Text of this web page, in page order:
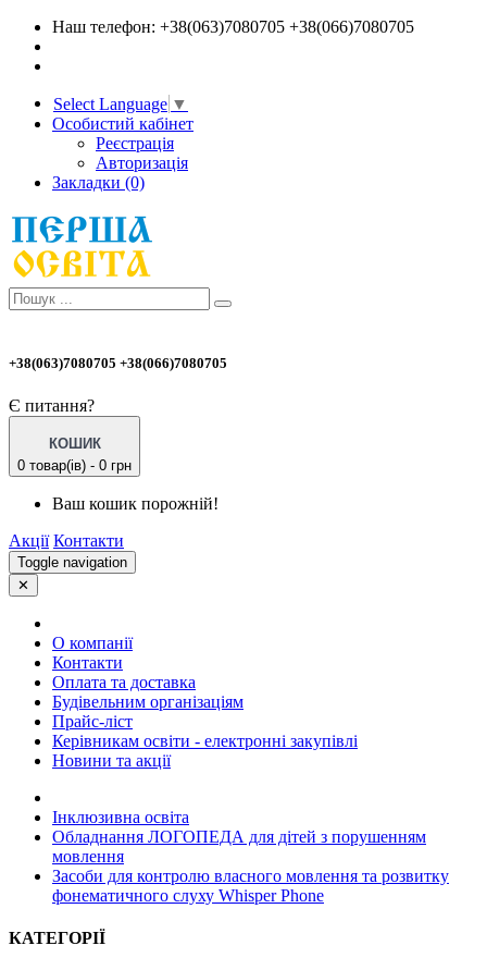
Наш телефон: +38(063)7080705 +38(066)7080705
Select Language ▼
Особистий кабінет
Реєстрація
Авторизація
Закладки (0)
+38(063)7080705 +38(066)7080705
Є питання?
КОШИК
0 товар(ів) - 0 грн
Ваш кошик порожній!
Акції Контакти
Toggle navigation
✕
О компанії
Контакти
Оплата та доставка
Будівельним організаціям
Прайс-ліст
Керівникам освіти - електронні закупівлі
Новини та акції
Інклюзивна освіта
Обладнання ЛОГОПЕДА для дітей з порушенням
мовлення
Засоби для контролю власного мовлення та розвитку
фонематичного слуху Whisper Phone
КАТЕГОРІЇ